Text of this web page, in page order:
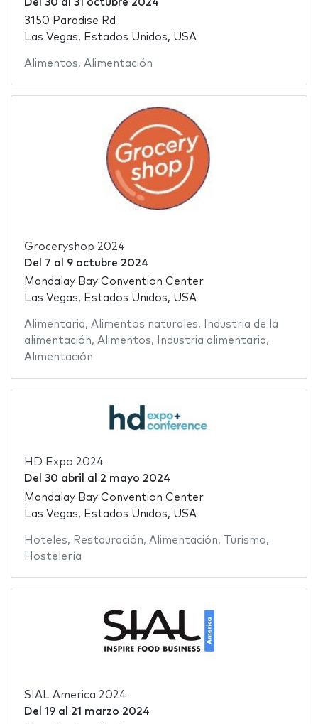
Del 30 al 31 octubre 2024
3150 Paradise Rd
Las Vegas, Estados Unidos, USA
Alimentos, Alimentación
Groceryshop 2024
Del 7 al 9 octubre 2024
Mandalay Bay Convention Center
Las Vegas, Estados Unidos, USA
Alimentaria, Alimentos naturales,
Industria de la
alimentación, Alimentos, Industria alimentaria,
Alimentación
HD Expo 2024
Del 30 abril al 2 mayo 2024
Mandalay Bay Convention Center
Las Vegas, Estados Unidos, USA
Hoteles, Restauración, Alimentación, Turismo,
Hostelería
SIAL America 2024
Del 19al 21 marzo 2024